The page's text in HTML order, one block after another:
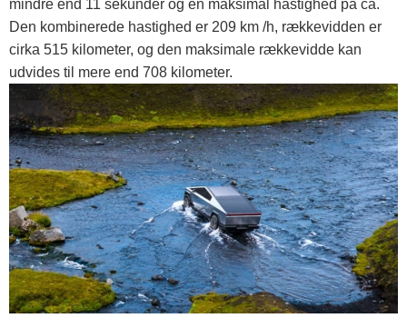
mindre end 11 sekunder og en maksimal hastighed på ca.
Den kombinerede hastighed er 209 km /h, rækkevidden er
cirka 515 kilometer, og den maksimale rækkevidde kan
udvides til mere end 708 kilometer.